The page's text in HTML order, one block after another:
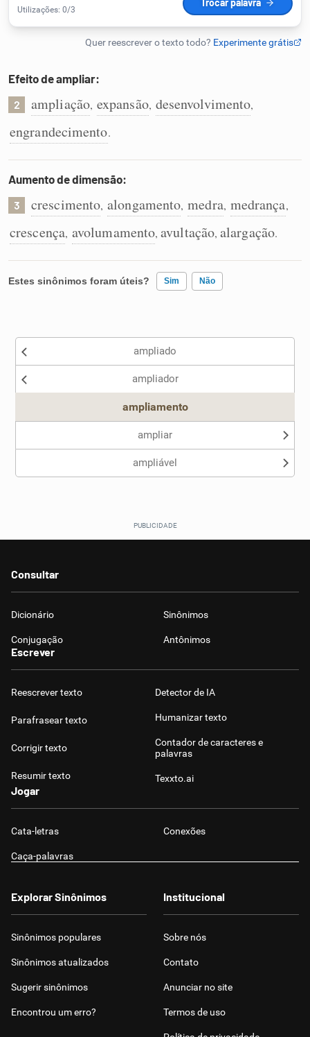
Sinônimos
Efeito de ampliar:
2 ampliação, expansão, desenvolvimento,
engrandecimento.
Aumento de dimensão:
3 crescimento, alongamento, medra, medrança,
crescença, avolumamento,avultação,alargação.
Estes sinônimos foram úteis? Sim Não
Nenhum dos sinônimos apresentados me ajudou
ampliado
ampliador
ampliamento
ampliar
ampliável
Consultar
Dicionário Sinônimos
Conjugação Antônimos
Escrever
Reescrever texto
Parafrasear texto
Corrigir texto
Resumir texto
Detector de IA
Humanizar texto
Contador de caracteres e
palavras
Texxto.ai
Jogar
Cata-letras Conexões
Caça-palavras
Explorar Sinônimos
Sinônimos populares
Sinônimos atualizados
Sugerir sinônimos
Encontrou um erro?
Institucional
Sobre nós
Contato
Anunciar no site
Termos de uso